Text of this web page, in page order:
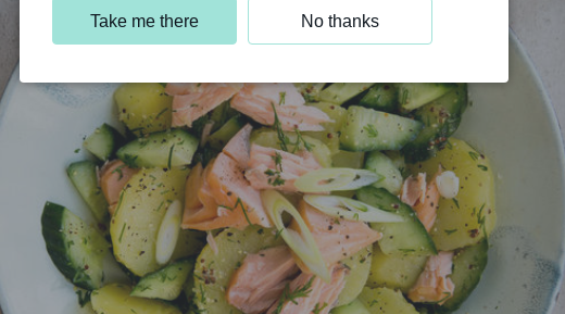
Take me there No thanks